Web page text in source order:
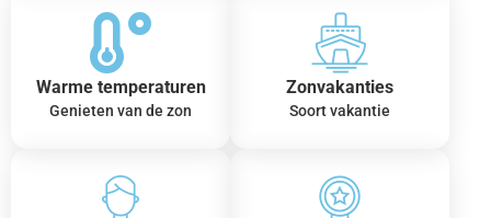
Warme temperaturen
Genieten van de zon
Zonvakanties
Soort vakantie